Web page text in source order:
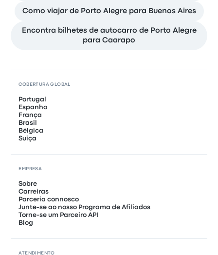
Como viajar de Porto Alegre para Buenos Aires
Encontra bilhetes de autocarro de Porto Alegre
para Caarapo
COBERTURA GLOBAL
Portugal
Espanha
França
Brasil
Bélgica
Suiça
EMPRESA
Sobre
Carreiras
Parceria connosco
Junte-se ao nosso Programa de Afiliados
Torne-se um Parceiro API
Blog
ATENDIMENTO